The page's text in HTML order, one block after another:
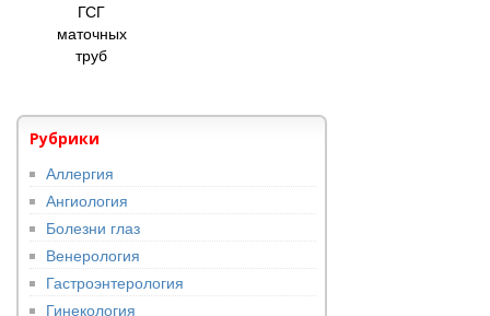
ГСГ
маточных
труб
Рубрики
Аллергия
Ангиология
Болезни глаз
Венерология
Гастроэнтерология
Гинекология